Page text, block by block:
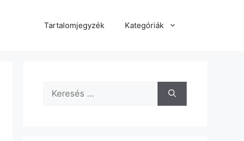
Tartalomjegyzék Kategóriák
Keresés: